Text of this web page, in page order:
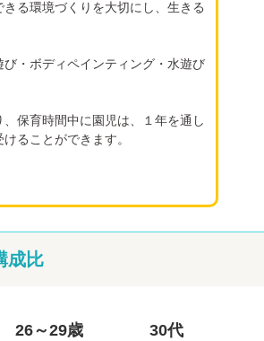
る環境づくりを大切にし、生きる
・ボディペインティング・水遊び
保育時間中に園児は、１年を通し
ることができます。
成比
26～29歳 30代